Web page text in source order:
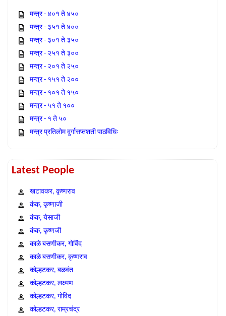
मन्त्र - ४०१ ते ४५०
मन्त्र - ३५१ ते ४००
मन्त्र - ३०१ ते ३५०
मन्त्र - २५१ ते ३००
मन्त्र - २०१ ते २५०
मन्त्र - १५१ ते २००
मन्त्र - १०१ ते १५०
मन्त्र - ५१ ते १००
मन्त्र - १ ते ५०
मन्त्र प्रतिलोम दुर्गासप्तशती पाठविधिः
Latest People
खटावकर, कृष्णराव
कंक, कृष्णाजी
कंक, येसाजी
कंक, कृष्णजी
काळे बसणीकर, गोविंद
काळे बसणीकर, कृष्णराव
कोल्हटकर, बळवंत
कोल्हटकर, लक्ष्मण
कोल्हटकर, गोविंद
कोल्हटकर, राम्रचंद्र